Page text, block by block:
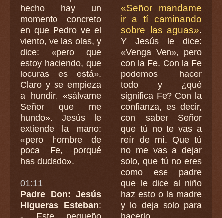
hecho hay un
momento concreto
en que Pedro ve el
viento, ve las olas, y
dice: «pero que
estoy haciendo, que
locuras es está».
Claro y se empieza
a hundir, «sálvame
Señor que me
hundo». Jesús le
extiende la mano:
«pero hombre de
poca Fe, porqué
has dudado».
01:11
Padre Don: Jesús
Higueras Esteban:
- Este pequeño
«Señor mandame
ir a tí caminando
sobre las aguas».
Y Jesús le dice:
«Venga Ven», pero
con la Fe. Con la Fe
podemos hacer
todo y ¿qué
significa Fe? Con la
confianza, es decir,
con saber Señor
que tú no te vas a
reír de mí. Que tú
no me vas a dejar
solo, que tú no eres
como ese padre
que le dice al niño
haz esto o la madre
y lo deja solo para
hacerlo.